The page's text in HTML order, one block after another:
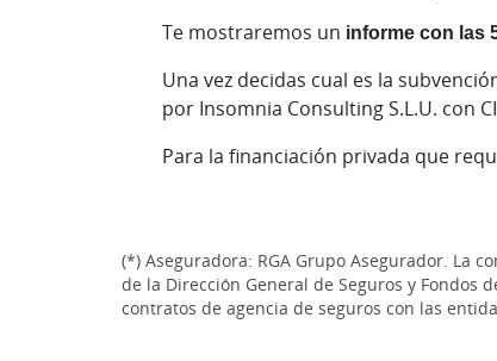
Te mostraremos un informe con las
Una vez decidas cual es la
por Insomnia Consulting S.L.U. con
Para la financiación privada que
(*) Aseguradora: RGA Grupo Asegurador. La
de la Dirección General de Seguros y Fondos
contratos de agencia de seguros con las